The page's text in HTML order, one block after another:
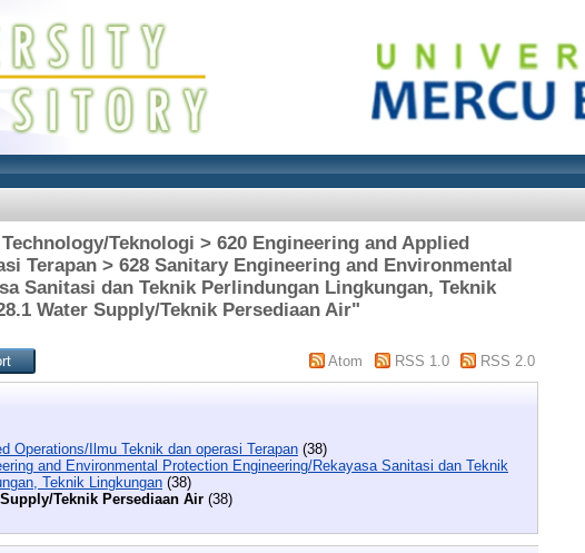
Teknologi > 620 Engineering and Applied
Terapan > 628 Sanitary Engineering and Environmental
Sanitasi dan Teknik Perlindungan Lingkungan, Teknik
Water Supply/Teknik Persediaan Air"
Atom RSS 1.0 RSS 2.0
Operations/Ilmu Teknik dan operasi Terapan (38)
and Environmental Protection Engineering/Rekayasa Sanitasi dan Teknik
Teknik Lingkungan (38)
Teknik Persediaan Air (38)